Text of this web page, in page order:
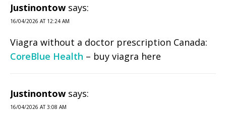
Justinontow says:
16/04/2026 AT 12:24 AM
Viagra without a doctor prescription Canada:
CoreBlue Health – buy viagra here
Justinontow says:
16/04/2026 AT 3:08 AM